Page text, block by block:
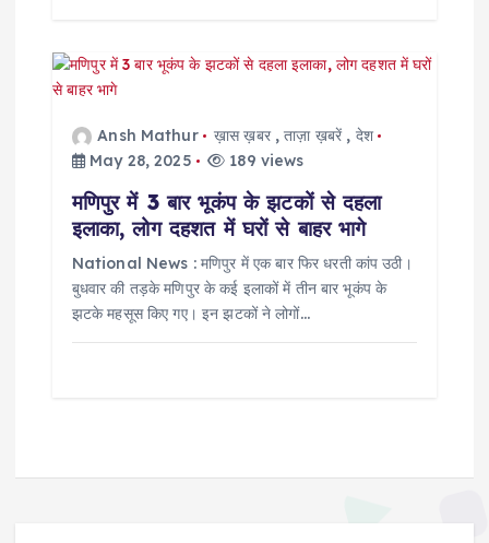
Ansh Mathur ख़ास ख़बर,ताज़ा ख़बरें , देश
May 28, 2025
189 views
मणिपुर में 3 बार भूकंप के झटकों से दहला
इलाका, लोग दहशत में घरों से बाहर भागे
National News : मणिपुर में एक बार फिर धरती कांप उठी।
बुधवार की तड़के मणिपुर के कई इलाकों में तीन बार भूकंप के
झटके महसूस किए गए। इन झटकों ने लोगों…